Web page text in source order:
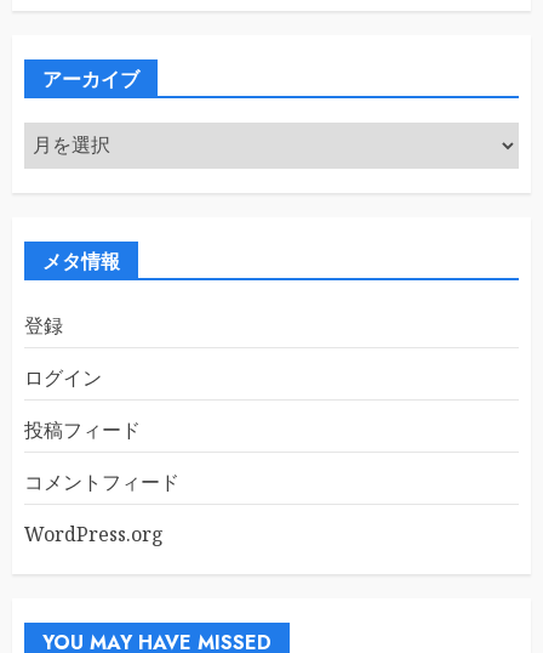
ゴ
アーカイブ
ア
ー
カ
メタ情報
登録
ログイン
投稿フィード
コメントフィード
WordPress.org
YOU MAY HAVE MISSED